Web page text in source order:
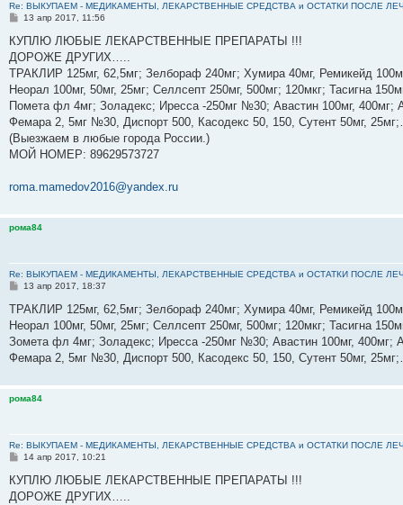
Re: ВЫКУПАЕМ - МЕДИКАМЕНТЫ, ЛЕКАРСТВЕННЫЕ СРЕДСТВА и ОСТАТКИ ПОСЛЕ
С
о
щ
е
и
е
13 апр 2017, 11:56
КУПЛЮ ЛЮБЫЕ ЛЕКАРСТВЕННЫЕ ПРЕПАРАТЫ !!!
ДОРОЖЕ ДРУГИХ…..
ТРАКЛИР 125мг, 62,5мг; Зелбораф 240мг; Хумира 40мг, Ремикейд
Неорал 100мг, 50мг, 25мг; Селлсепт 250мг, 500мг; 120мкг; Тасигна
Помета фл 4мг; Золадекс; Иресса -250мг №30; Авастин 100мг, 400мг;
Фемара 2, 5мг №30, Диспорт 500, Касодекс 50, 150, Сутент 50мг,
(Выезжаем в любые города России.)
МОЙ НОМЕР: ‪89629573727‬
roma.mamedov2016@yandex.ru
рома84
Re: ВЫКУПАЕМ - МЕДИКАМЕНТЫ, ЛЕКАРСТВЕННЫЕ СРЕДСТВА и ОСТАТКИ ПОСЛЕ
С
о
щ
е
и
13 апр 2017, 18:37
ТРАКЛИР 125мг, 62,5мг; Зелбораф 240мг; Хумира 40мг, Ремикейд
Неорал 100мг, 50мг, 25мг; Селлсепт 250мг, 500мг; 120мкг; Тасигна
Зомета фл 4мг; Золадекс; Иресса -250мг №30; Авастин 100мг, 400мг;
Фемара 2, 5мг №30, Диспорт 500, Касодекс 50, 150, Сутент 50мг,
рома84
Re: ВЫКУПАЕМ - МЕДИКАМЕНТЫ, ЛЕКАРСТВЕННЫЕ СРЕДСТВА и ОСТАТКИ ПОСЛЕ
С
о
щ
14 апр 2017, 10:21
КУПЛЮ ЛЮБЫЕ ЛЕКАРСТВЕННЫЕ ПРЕПАРАТЫ !!!
ДОРОЖЕ ДРУГИХ…..